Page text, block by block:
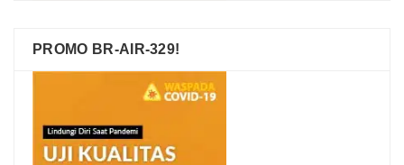
PROMO BR-AIR-329!